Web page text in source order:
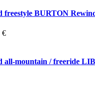
freestyle BURTON
€
all-mountain / freeride